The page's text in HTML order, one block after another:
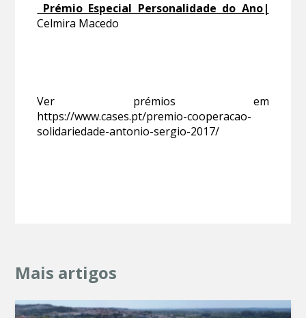
Prémio Especial Personalidade do Ano|
Celmira Macedo
Ver prémios em
https://www.cases.pt/premio-cooperacao-
solidariedade-antonio-sergio-2017/
Mais artigos